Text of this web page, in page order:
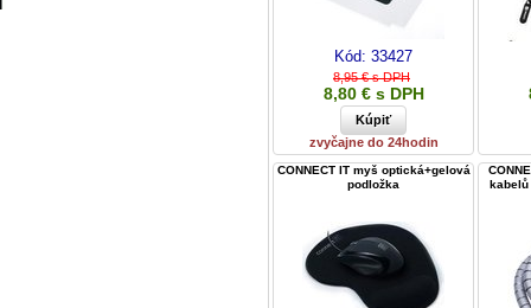
Kód: 33427
8,95 € s DPH
8,80 € s DPH
zvyčajne do 24hodin
CONNECT IT myš optická+gelová
podložka
kabelů